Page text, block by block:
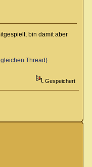
bin damit aber
Thread)
Gespeichert